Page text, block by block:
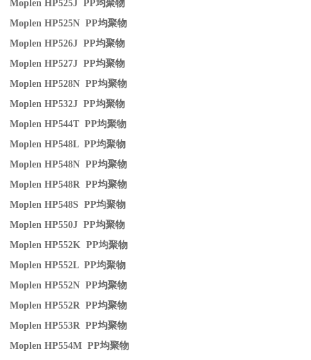
Moplen HP525J PP均聚物
Moplen HP525N PP均聚物
Moplen HP526J PP均聚物
Moplen HP527J PP均聚物
Moplen HP528N PP均聚物
Moplen HP532J PP均聚物
Moplen HP544T PP均聚物
Moplen HP548L PP均聚物
Moplen HP548N PP均聚物
Moplen HP548R PP均聚物
Moplen HP548S PP均聚物
Moplen HP550J PP均聚物
Moplen HP552K PP均聚物
Moplen HP552L PP均聚物
Moplen HP552N PP均聚物
Moplen HP552R PP均聚物
Moplen HP553R PP均聚物
Moplen HP554M PP均聚物